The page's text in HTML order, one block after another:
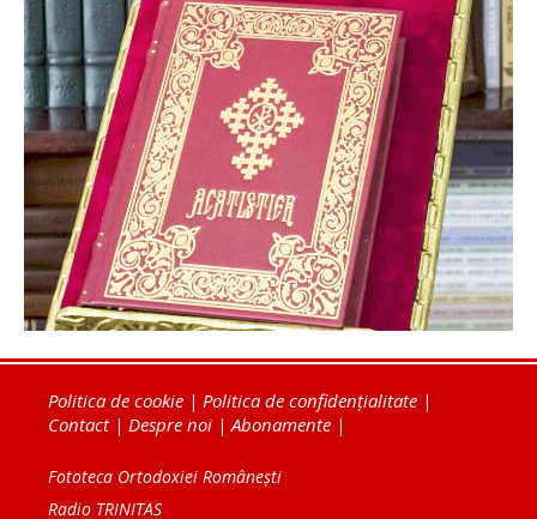
Politica de cookie | Politica de confidențialitate |
Contact| Despre noi |Abonamente |
Fototeca Ortodoxiei Românești
Radio TRINITAS